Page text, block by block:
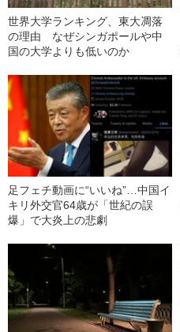
世界大学ランキング、東大凋落
の理由 なぜシンガポールや中
国の大学よりも低いのか
足フェチ動画に“いいね”…中国イ
キリ外交官64歳が「世紀の誤
爆」で大炎上の悲劇